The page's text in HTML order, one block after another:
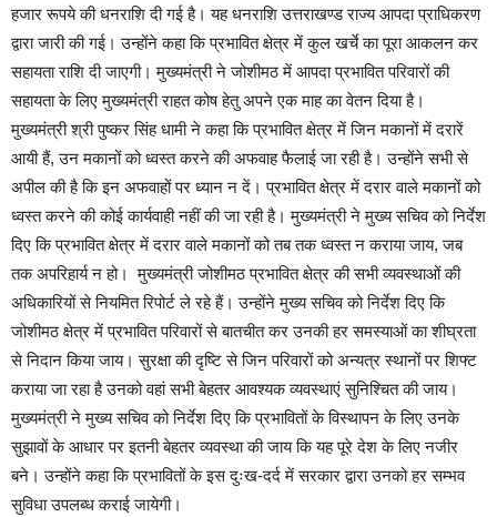
हजार रूपये की धनराशि दी गई है। यह धनराशि उत्तराखण्ड राज्य आपदा प्राधिकरण
द्वारा जारी की गई। उन्होंने कहा कि प्रभावित क्षेत्र में कुल खर्चे का पूरा आकलन कर
सहायता राशि दी जाएगी। मुख्यमंत्री ने जोशीमठ में आपदा प्रभावित परिवारों की
सहायता के लिए मुख्यमंत्री राहत कोष हेतु अपने एक माह का वेतन दिया है।
मुख्यमंत्री श्री पुष्कर सिंह धामी ने कहा कि प्रभावित क्षेत्र में जिन मकानों में दरारें
आयी हैं, उन मकानों को ध्वस्त करने की अफवाह फैलाई जा रही है। उन्होंने सभी से
अपील की है कि इन अफवाहों पर ध्यान न दें। प्रभावित क्षेत्र में दरार वाले मकानों को
ध्वस्त करने की कोई कार्यवाही नहीं की जा रही है। मुख्यमंत्री ने मुख्य सचिव को निर्देश
दिए कि प्रभावित क्षेत्र में दरार वाले मकानों को तब तक ध्वस्त न कराया जाय, जब
तक अपरिहार्य न हो। मुख्यमंत्री जोशीमठ प्रभावित क्षेत्र की सभी व्यवस्थाओं की
अधिकारियों से नियमित रिपोर्ट ले रहे हैं। उन्होंने मुख्य सचिव को निर्देश दिए कि
जोशीमठ क्षेत्र में प्रभावित परिवारों से बातचीत कर उनकी हर समस्याओं का शीघ्रता
से निदान किया जाय। सुरक्षा की दृष्टि से जिन परिवारों को अन्यत्र स्थानों पर शिफ्ट
कराया जा रहा है उनको वहां सभी बेहतर आवश्यक व्यवस्थाएं सुनिश्चित की जाय।
मुख्यमंत्री ने मुख्य सचिव को निर्देश दिए कि प्रभावितों के विस्थापन के लिए उनके
सुझावों के आधार पर इतनी बेहतर व्यवस्था की जाय कि यह पूरे देश के लिए नजीर
बने। उन्होंने कहा कि प्रभावितों के इस दुःख-दर्द में सरकार द्वारा उनको हर सम्भव
सुविधा उपलब्ध कराई जायेगी।